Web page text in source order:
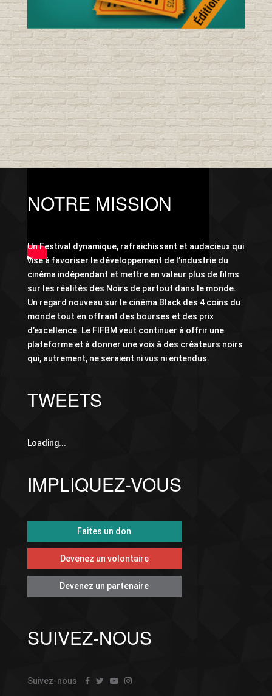
NOTRE MISSION
Un Festival dynamique, rafraichissant et audacieux qui
vise à favoriser le développement de l’industrie du
cinéma indépendant et mettre en valeur plus de films
sur les réalités des Noirs de partout dans le monde.
Un regard nouveau sur le cinéma Black des 4 coins du
monde tout en offrant des bourses et des prix
d’excellence. Le FIFBM veut continuer à offrir une
plateforme et à donner une voix à des créateurs noirs
qui, autrement, ne seraient ni vus ni entendus.
TWEETS
Loading...
IMPLIQUEZ-VOUS
Faites un don
Devenez un volontaire
Devenez un partenaire
SUIVEZ-NOUS
Suivez-nous